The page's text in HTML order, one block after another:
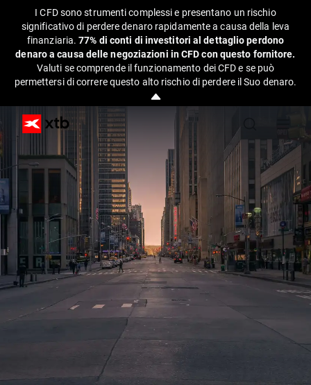
I CFD sono strumenti complessi e presentano un rischio
significativo di perdere denaro rapidamente a causa della leva
finanziaria.77% di conti di investitori al dettaglio perdono
denaro a causa delle negoziazioni in CFD con questo fornitore.
Valuti se comprende il funzionamento dei CFD e se può
permettersi di correre questo alto rischio di perdere il Suo denaro.